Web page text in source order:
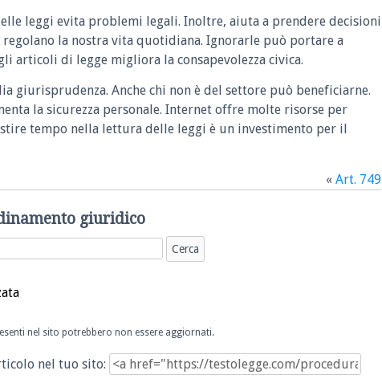
leggi evita problemi legali. Inoltre, aiuta a prendere decisioni
regolano la nostra vita quotidiana. Ignorarle può portare a
articoli di legge migliora la consapevolezza civica.
giurisprudenza. Anche chi non è del settore può beneficiarne.
la sicurezza personale. Internet offre molte risorse per
tempo nella lettura delle leggi è un investimento per il
« Art. 749
giuridico
nel sito potrebbero non essere aggiornati.
nel tuo sito: